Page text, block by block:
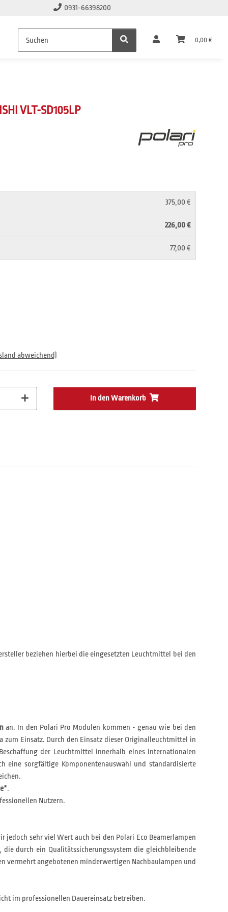
0931-66398200
0,00 €
VLT-SD105LP
375,00 €
226,00 €
77,00 €
abweichend)
In den Warenkorb
beziehen hierbei die eingesetzten Leuchtmittel bei den
an. In den Polari Pro Modulen kommen - genau wie bei den
zum Einsatz. Durch den Einsatz dieser Originalleuchtmittel in
der Leuchtmittel innerhalb eines internationalen
eine sorgfältige Komponentenauswahl und standardisierte
.
Nutzern.
jedoch sehr viel Wert auch bei den Polari Eco Beamerlampen
, die durch ein Qualitätssicherungssystem die gleichbleibende
vermehrt angebotenen minderwertigen Nachbaulampen und
im professionellen Dauereinsatz betreiben.